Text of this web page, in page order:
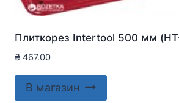
Плиткорез Intertool 500 мм
₴ 467.00
В магазин